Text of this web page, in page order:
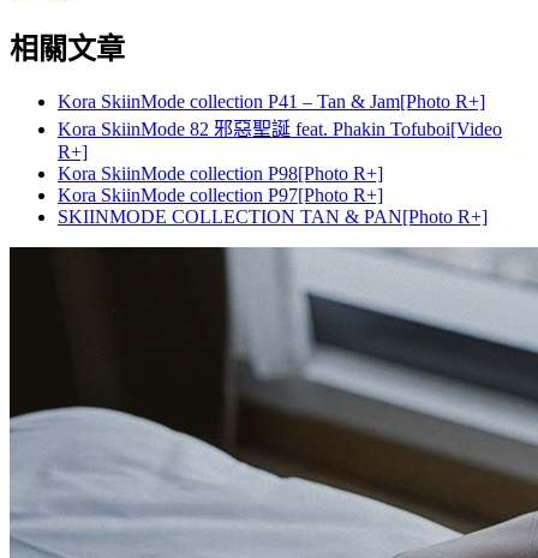
相關文章
Kora SkiinMode collection P41 – Tan & Jam[Photo R+]
Kora SkiinMode 82 邪惡聖誕 feat. Phakin Tofuboi[Video
R+]
Kora SkiinMode collection P98[Photo R+]
Kora SkiinMode collection P97[Photo R+]
SKIINMODE COLLECTION TAN & PAN[Photo R+]